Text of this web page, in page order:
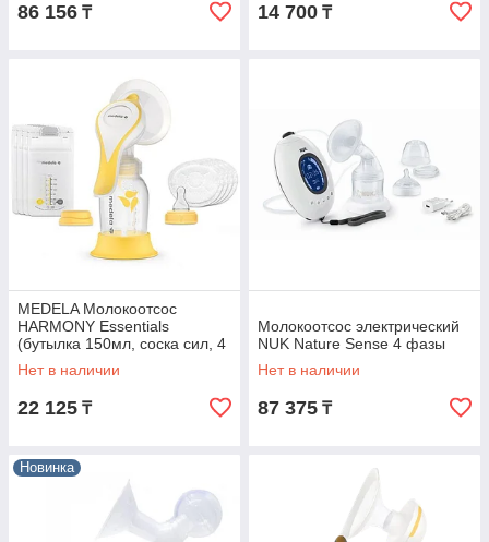
86 156 ₸ 14 700 ₸
MEDELA Молокоотсос
HARMONY Essentials
(бутылка 150мл, соска сил, 4
пак. д/сбора молока, 4
ультрат. прокл. впит
Нет в наличии
22 125 ₸
Молокоотсос электрический
NUK Nature Sense 4 фазы
Нет в наличии
87 375 ₸
Новинка